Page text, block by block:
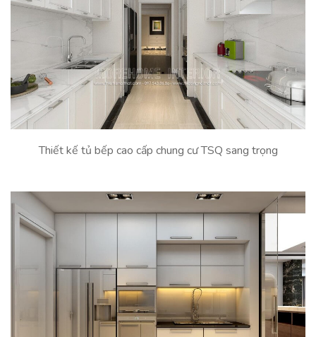
Thiết kế tủ bếp cao cấp chung cư TSQ sang trọng